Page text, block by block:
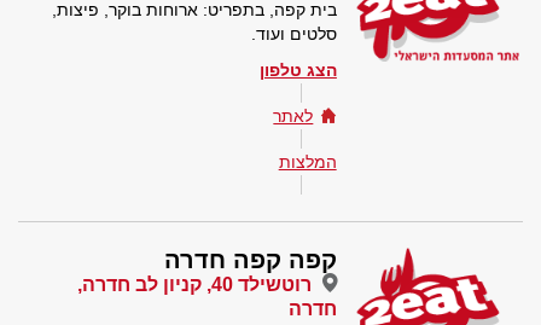
בית קפה, בתפריט: ארוחות בוקר, פיצות,
סלטים ועוד.
הצג טלפון
לאתר
המלצות
קפה קפה חדרה
רוטשילד 40, קניון לב חדרה,
חדרה